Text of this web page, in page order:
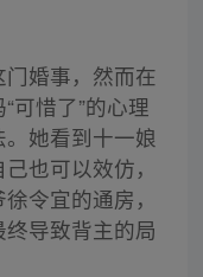
婚事，然而在
可惜了”的心理
她看到十一娘
也可以效仿，
令宜的通房，
导致背主的局